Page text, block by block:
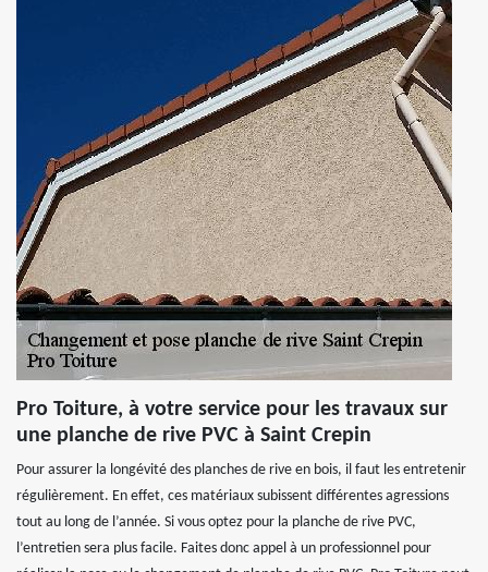
Pro Toiture, à votre service pour les travaux sur
une planche de rive PVC à Saint Crepin
Pour assurer la longévité des planches de rive en bois, il faut les entretenir
régulièrement. En effet, ces matériaux subissent différentes agressions
tout au long de l’année. Si vous optez pour la planche de rive PVC,
l’entretien sera plus facile. Faites donc appel à un professionnel pour